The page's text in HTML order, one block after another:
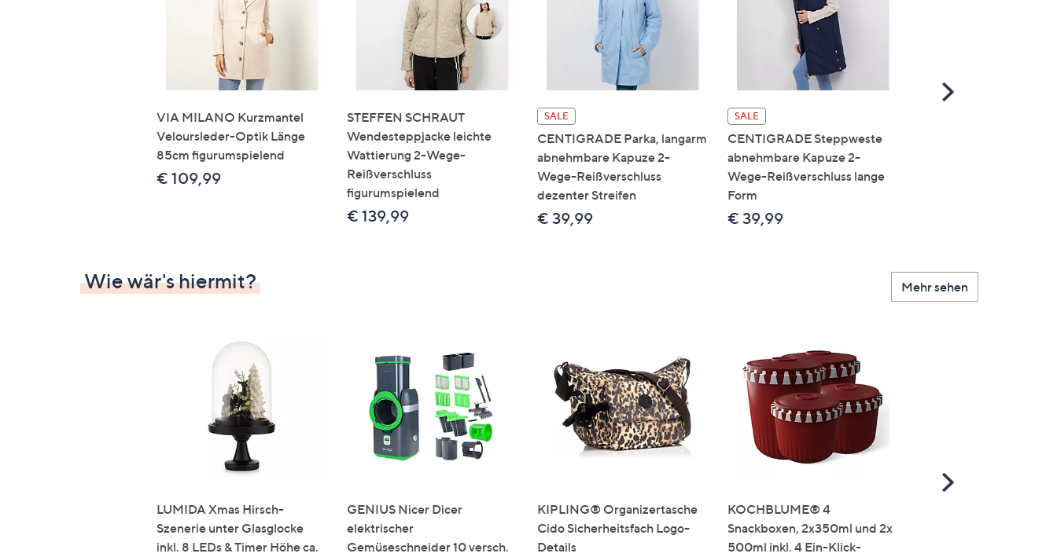
VIA MILANO Kurzmantel
Veloursleder-Optik Länge
85cm figurumspielend
€ 109,99
STEFFEN SCHRAUT
Wendesteppjacke leichte
Wattierung 2-Wege-
Reißverschluss
figurumspielend
€ 139,99
SALE
CENTIGRADE Parka, langarm
abnehmbare Kapuze 2-
Wege-Reißverschluss
dezenter Streifen
€ 39,99
SALE
CENTIGRADE Steppweste
abnehmbare Kapuze 2-
Wege-Reißverschluss lange
Form
€ 39,99
Scroll
Wie wär's hiermit? Mehr sehen
LUMIDA Xmas Hirsch-
Szenerie unter Glasglocke
inkl. 8 LEDs & Timer Höhe ca.
GENIUS Nicer Dicer
elektrischer
Gemüseschneider 10 versch.
KIPLING® Organizertasche
Cido Sicherheitsfach Logo-
Details
KOCHBLUME® 4
Snackboxen, 2x350ml und 2x
500ml inkl. 4 Ein-Klick-
Scroll